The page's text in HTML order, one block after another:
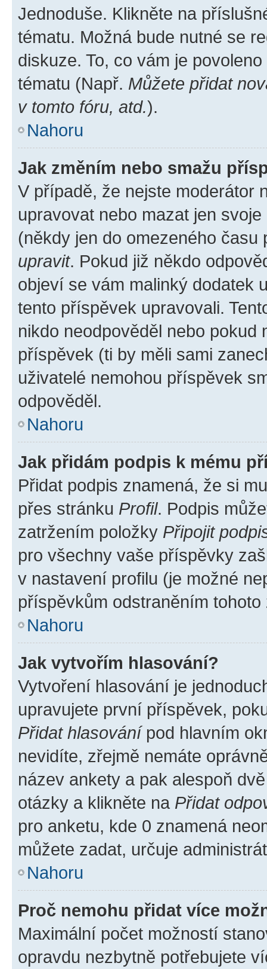
Jednoduše. Klikněte na
tématu. Možná bude nutné se
diskuze. To, co vám je
tématu (Např. Můžete přidat
v tomto fóru, atd.).
Nahoru
Jak změním nebo smažu
V případě, že nejste moderátor
upravovat nebo mazat jen
(někdy jen do omezeného
upravit. Pokud již někdo
objeví se vám malinký dodatek
tento příspěvek upravovali.
nikdo neodpověděl nebo pokud
příspěvek (ti by měli sami
uživatelé nemohou příspěvek
odpověděl.
Nahoru
Jak přidám podpis k mému
Přidat podpis znamená, že si
přes stránku Profil. Podpis
zatržením položky Připojit
pro všechny vaše příspěvky
v nastavení profilu (je možné
příspěvkům odstraněním
Nahoru
Jak vytvořím hlasování?
Vytvoření hlasování je
upravujete první příspěvek,
Přidat hlasovánípod hlavním
nevidíte, zřejmě nemáte
název ankety a pak alespoň
otázky a klikněte na Přidat
pro anketu, kde 0 znamená
můžete zadat, určuje
Nahoru
Proč nemohu přidat více
Maximální počet možností
opravdu nezbytně potřebujete